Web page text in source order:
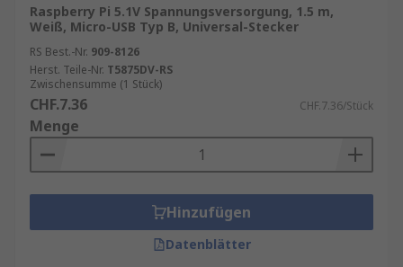
Raspberry Pi 5.1V Spannungsversorgung, 1.5 m,
Weiß, Micro-USB Typ B, Universal-Stecker
RS Best.-Nr. 909-8126
Herst. Teile-Nr. T5875DV-RS
Zwischensumme (1 Stück)
CHF.7.36 CHF.7.36/Stück
Menge
Hinzufügen
Datenblätter